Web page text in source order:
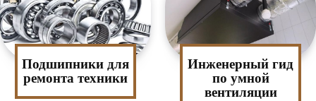
Подшипники для
ремонта техники
Инженерный гид
по умной
вентиляции